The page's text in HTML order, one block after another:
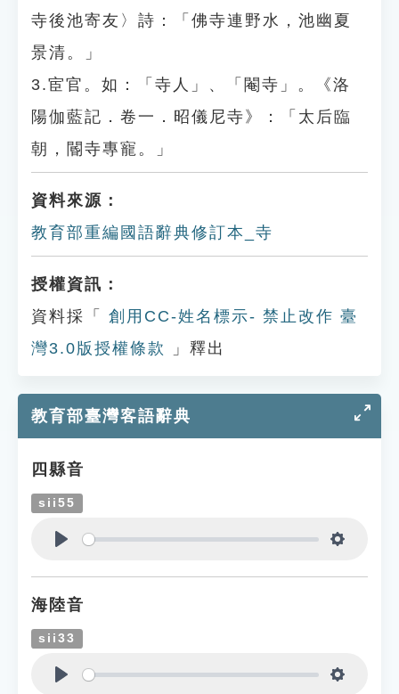
寺後池寄友〉詩：「佛寺連野水，池幽夏
景清。」
3.宦官。如：「寺人」、「閹寺」。《洛
陽伽藍記．卷一．昭儀尼寺》：「太后臨
朝，閽寺專寵。」
資料來源：
教育部重編國語辭典修訂本_寺
授權資訊：
資料採「
創用CC-姓名標示- 禁止改作 臺
灣3.0版授權條款
」釋出
教育部臺灣客語辭典
四縣音
sii55
海陸音
sii33